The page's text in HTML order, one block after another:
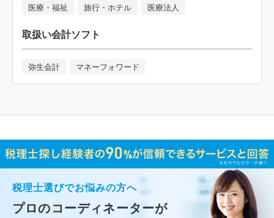
医療・福祉
旅行・ホテル 医療法人
取扱い会計ソフト
弥生会計 マネーフォワード
税理士選びでお悩みの方へ
プロのコーディネーターが